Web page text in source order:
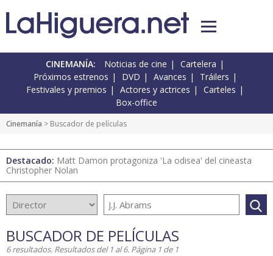
CINEMANÍA: Noticias de cine
Cartelera
Próximos estrenos
DVD Avances
Tráilers
Festivales y premios
Actores y actrices
Carteles
Box-office
Cinemanía > Buscador de películas
Destacado: Matt Damon protagoniza 'La odisea' del cineasta
Christopher Nolan
BUSCADOR DE PELÍCULAS
6 resultados. Resultados del 1 al 6. Página 1 de 1